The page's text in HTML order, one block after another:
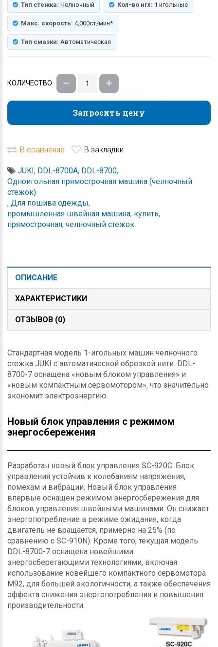
Тип стежка: Челночный Кол-во игл: 1 игольные
Макс. скорость: 4,000ст/мин*
Тип смазки: Автоматическая
КОЛИЧЕСТВО
Запросить цену
Запросить цену
В сравнение В закладки
JUKI, DDL-8700A, DDL-8700,
Одноигольная прямострочная машина (челночный
стежок)
, Для пошива одежды,
промышленная швейная машина, купить,
прямострочная, челночный стежок
ОПИСАНИЕ
ХАРАКТЕРИСТИКИ
ОТЗЫВОВ (0)
Стандартная модель 1-игольных машин челночного
стежка JUKI с автоматической обрезкой нити. DDL-
8700-7 оснащена «новым блоком управления» и
«новым компактным сервомотором», что значительно
экономит электроэнергию.
Новый блок управления с режимом
энергосбережения
Разработан новый блок управления SC-920C. Блок
управления устойчив к колебаниям напряжения,
помехам и вибрации. Новый блок управления
впервые оснащён режимом энергосбережения для
блоков управления швейными машинами. Он снижает
энергопотребление в режиме ожидания, когда
двигатель не вращается, примерно на 25% (по
сравнению с SC-910N). Кроме того, текущая модель
DDL-8700-7 оснащена новейшими
энергосберегающими технологиями, включая
использование новейшего компактного сервомотора
M92, для большей экологичности, а также обеспечения
эффекта снижения энергопотребления и повышения
производительности.